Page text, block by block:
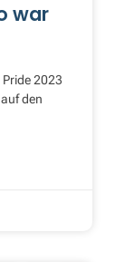
war
2023
den